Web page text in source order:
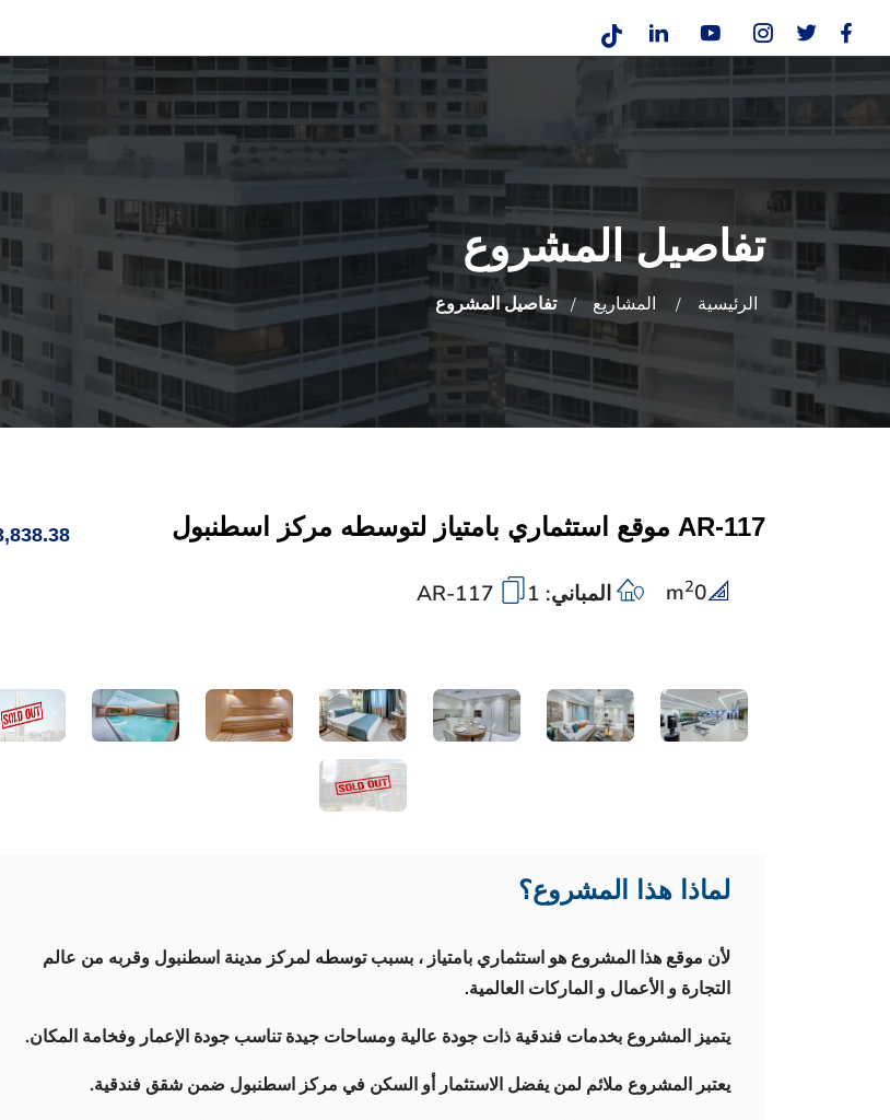
تفاصيل المشروع
الرئيسية المشاريع تفاصيل المشروع
AR-117 موقع استثماري بامتياز لتوسطه مركز اسطنبول
0
m2 المباني: 1
لماذا هذا المشروع؟
لأن موقع هذا المشروع هو استثماري بامتياز ، بسبب توسطه لمركز مدينة اسطنبول وقربه من عالم
التجارة و الأعمال و الماركات العالمية.
يتميز المشروع بخدمات فندقية ذات جودة عالية ومساحات جيدة تناسب جودة الإعمار وفخامة المكان.
يعتبر المشروع ملائم لمن يفضل الاستثمار أو السكن في مركز اسطنبول ضمن شقق فندقية.